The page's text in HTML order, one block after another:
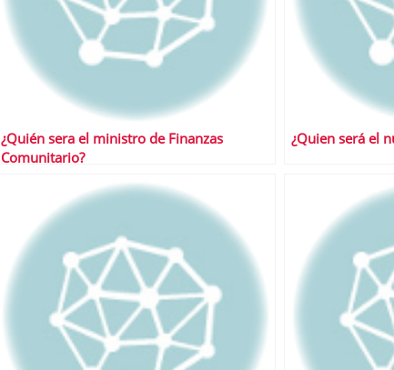
¿Quién sera el ministro de Finanzas
Comunitario?
¿Quien será el